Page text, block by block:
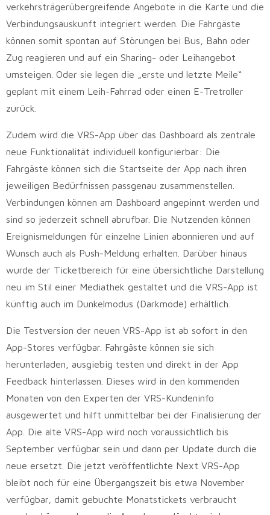
verkehrsträgerübergreifende Angebote in die Karte und die
Verbindungsauskunft integriert werden. Die Fahrgäste
können somit spontan auf Störungen bei Bus, Bahn oder
Zug reagieren und auf ein Sharing- oder Leihangebot
umsteigen. Oder sie legen die „erste und letzte Meile“
geplant mit einem Leih-Fahrrad oder einen E-Tretroller
zurück.
Zudem wird die VRS-App über das Dashboard als zentrale
neue Funktionalität individuell konfigurierbar: Die
Fahrgäste können sich die Startseite der App nach ihren
jeweiligen Bedürfnissen passgenau zusammenstellen.
Verbindungen können am Dashboard angepinnt werden und
sind so jederzeit schnell abrufbar. Die Nutzenden können
Ereignismeldungen für einzelne Linien abonnieren und auf
Wunsch auch als Push-Meldung erhalten. Darüber hinaus
wurde der Ticketbereich für eine übersichtliche Darstellung
neu im Stil einer Mediathek gestaltet und die VRS-App ist
künftig auch im Dunkelmodus (Darkmode) erhältlich.
Die Testversion der neuen VRS-App ist ab sofort in den
App-Stores verfügbar. Fahrgäste können sie sich
herunterladen, ausgiebig testen und direkt in der App
Feedback hinterlassen. Dieses wird in den kommenden
Monaten von den Experten der VRS-Kundeninfo
ausgewertet und hilft unmittelbar bei der Finalisierung der
App. Die alte VRS-App wird noch voraussichtlich bis
September verfügbar sein und dann per Update durch die
neue ersetzt. Die jetzt veröffentlichte Next VRS-App
bleibt noch für eine Übergangszeit bis etwa November
verfügbar, damit gebuchte Monatstickets verbraucht